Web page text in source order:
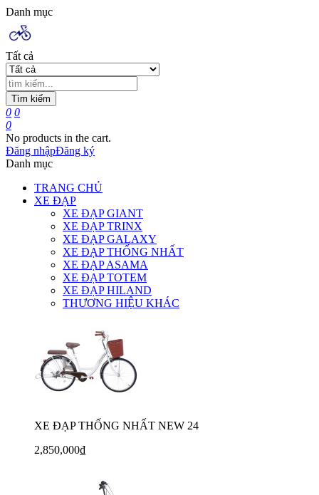
Danh mục
Tất cả
Tìm kiếm
0 0
0
No products in the cart.
Đăng nhậpĐăng ký
Danh mục
TRANG CHỦ
XE ĐẠP
XE ĐẠP GIANT
XE ĐẠP TRINX
XE ĐẠP GALAXY
XE ĐẠP THỐNG NHẤT
XE ĐẠP ASAMA
XE ĐẠP TOTEM
XE ĐẠP HILAND
THƯƠNG HIỆU KHÁC
XE ĐẠP THỐNG NHẤT NEW 24
2,850,000₫